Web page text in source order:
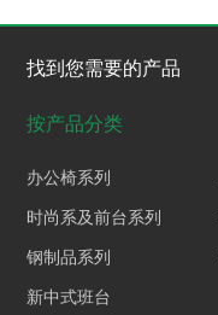
找到您需要的产品
按产品分类
办公椅系列
时尚系及前台系列
钢制品系列
新中式班台